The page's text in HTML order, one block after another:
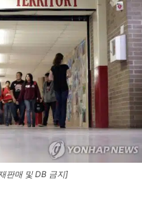
판매 및 DB 금지]